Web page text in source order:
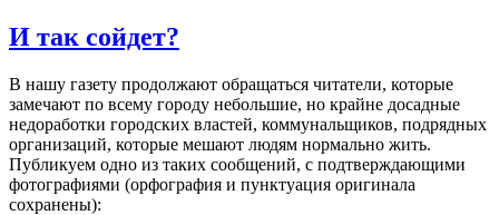
И так сойдет?
В нашу газету продолжают обращаться читатели, которые
замечают по всему городу небольшие, но крайне досадные
недоработки городских властей, коммунальщиков, подрядных
организаций, которые мешают людям нормально жить.
Публикуем одно из таких сообщений, с подтверждающими
фотографиями (орфография и пунктуация оригинала
сохранены):